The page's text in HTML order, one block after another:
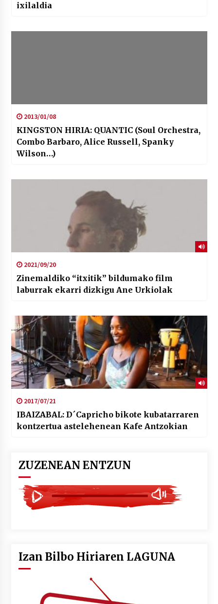
ixilaldia
2013/01/08
KINGSTON HIRIA: QUANTIC (Soul Orchestra,
Combo Barbaro, Alice Russell, Spanky
Wilson…)
2021/09/20
Zinemaldiko “itxitik” bildumako film
laburrak ekarri dizkigu Ane Urkiolak
2017/07/21
IBAIZABAL: D´Capricho bikote kubatarraren
kontzertua astelehenean Kafe Antzokian
ZUZENEAN ENTZUN
Izan Bilbo Hiriaren LAGUNA